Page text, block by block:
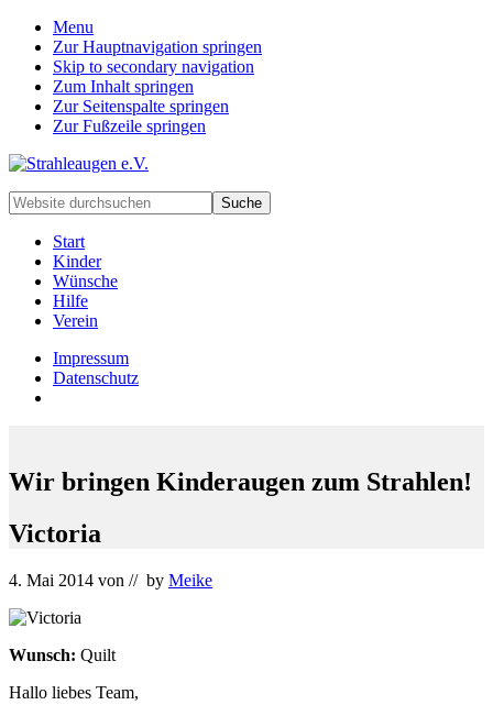
Menu
Zur Hauptnavigation springen
Skip to secondary navigation
Zum Inhalt springen
Zur Seitenspalte springen
Zur Fußzeile springen
Handarbeiten
für
besondere
Kinder
deren
Familien
Website
durchsuchen
Start
Kinder
Wünsche
Hilfe
Verein
Impressum
Datenschutz
Wir bringen Kinderaugen zum Strahlen!
Victoria
4. Mai 2014 von // by Meike
Wunsch: Quilt
Hallo liebes Team,